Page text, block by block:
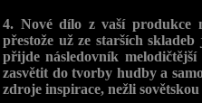
4. Nové dílo z vaší produkce
přestože už ze starších
přijde následovník
zasvětit do tvorby hudby a
zdroje inspirace, nežli